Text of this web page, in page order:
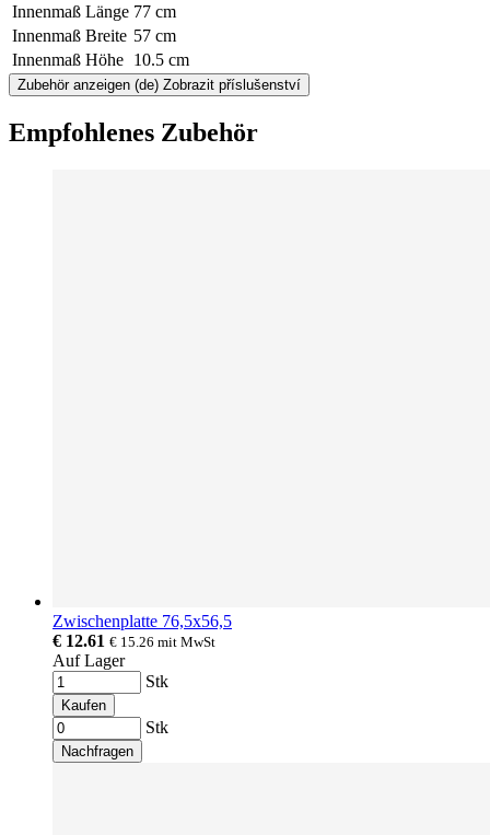
Innenmaß Länge 77 cm
Innenmaß Breite 57 cm
Innenmaß Höhe 10.5 cm
Zubehör anzeigen (de) Zobrazit příslušenství
Empfohlenes Zubehör
Zwischenplatte 76,5x56,5
€ 12.61 € 15.26 mit MwSt
Auf Lager
Stk
Kaufen
Stk
Nachfragen